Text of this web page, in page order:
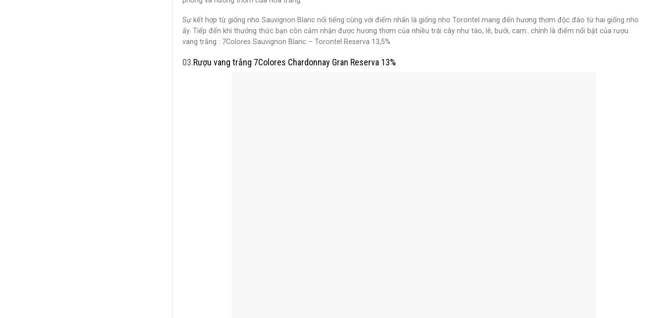
Sự kết hợp từ giống nho Sauvignon Blanc nổi tiếng cùng với điểm nhấn là giống nho Torontel mang đến hương thơm độc đáo từ hai giống nho
ấy. Tiếp đến khi thưởng thức bạn còn cảm nhận được hương thơm của nhiều trái cây như táo, lê, bưởi, cam…chính là điểm nổi bật của rượu
vang trắng : 7Colores Sauvignon Blanc – Torontel Reserva 13,5%
03.Rượu vang trắng 7Colores Chardonnay Gran Reserva 13%